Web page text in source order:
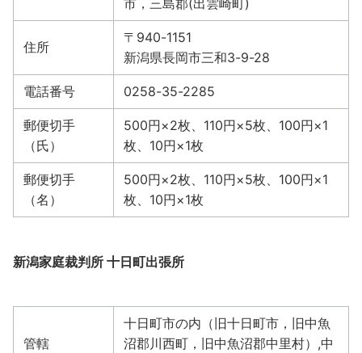
市，三島郡(出雲崎町)
住所
〒940-1151
新潟県長岡市三和3-9-28
電話番号 0258-35-2285
郵便切手
（氏）
500円×2枚、110円×5枚、100円×1
枚、10円×1枚
郵便切手
（名）
500円×2枚、110円×5枚、100円×1
枚、10円×1枚
新潟家庭裁判所 十日町出張所
管轄
十日町市の内（旧十日町市，旧中魚
沼郡川西町，旧中魚沼郡中里村）,中